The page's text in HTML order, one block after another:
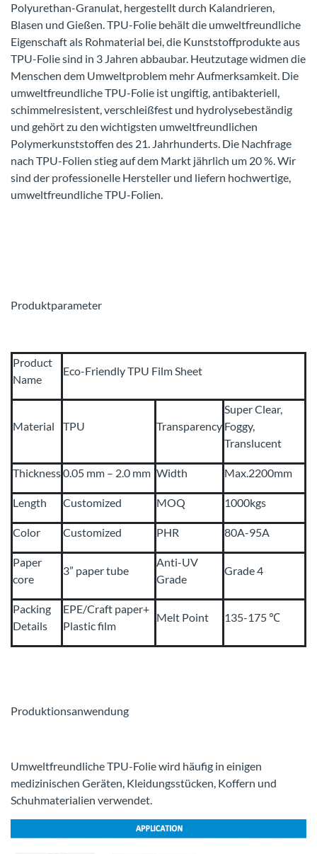
Polyurethan-Granulat, hergestellt durch Kalandrieren,
Blasen und Gießen. TPU-Folie behält die umweltfreundliche
Eigenschaft als Rohmaterial bei, die Kunststoffprodukte aus
TPU-Folie sind in 3 Jahren abbaubar. Heutzutage widmen die
Menschen dem Umweltproblem mehr Aufmerksamkeit. Die
umweltfreundliche TPU-Folie ist ungiftig, antibakteriell,
schimmelresistent, verschleißfest und hydrolysebeständig
und gehört zu den wichtigsten umweltfreundlichen
Polymerkunststoffen des 21. Jahrhunderts. Die Nachfrage
nach TPU-Folien stieg auf dem Markt jährlich um 20 %. Wir
sind der professionelle Hersteller und liefern hochwertige,
umweltfreundliche TPU-Folien.
Produktparameter
Product
Name
Eco-Friendly TPU Film Sheet
Material TPU Transparency
Super Clear,
Foggy,
Translucent
Thickness0.05 mm – 2.0 mm Width Max.2200mm
Length Customized MOQ 1000kgs
Color Customized PHR 80A-95A
Paper
core
3” paper tube
Anti-UV
Grade
Grade 4
Packing
Details
EPE/Craft paper+
Plastic film
Melt Point 135-175 ℃
Produktionsanwendung
Umweltfreundliche TPU-Folie wird häufig in einigen
medizinischen Geräten, Kleidungsstücken, Koffern und
Schuhmaterialien verwendet.